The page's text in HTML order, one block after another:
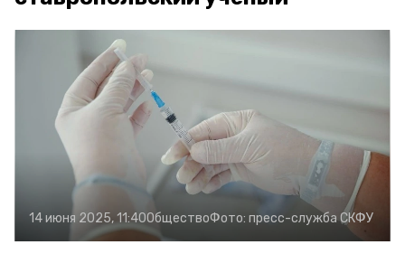
14 июня 2025, 11:40ОбществоФото: пресс-служба СКФУ